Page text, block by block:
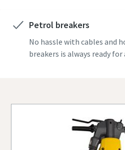
Petrol breakers
No hassle with cables and
breakers is always ready for